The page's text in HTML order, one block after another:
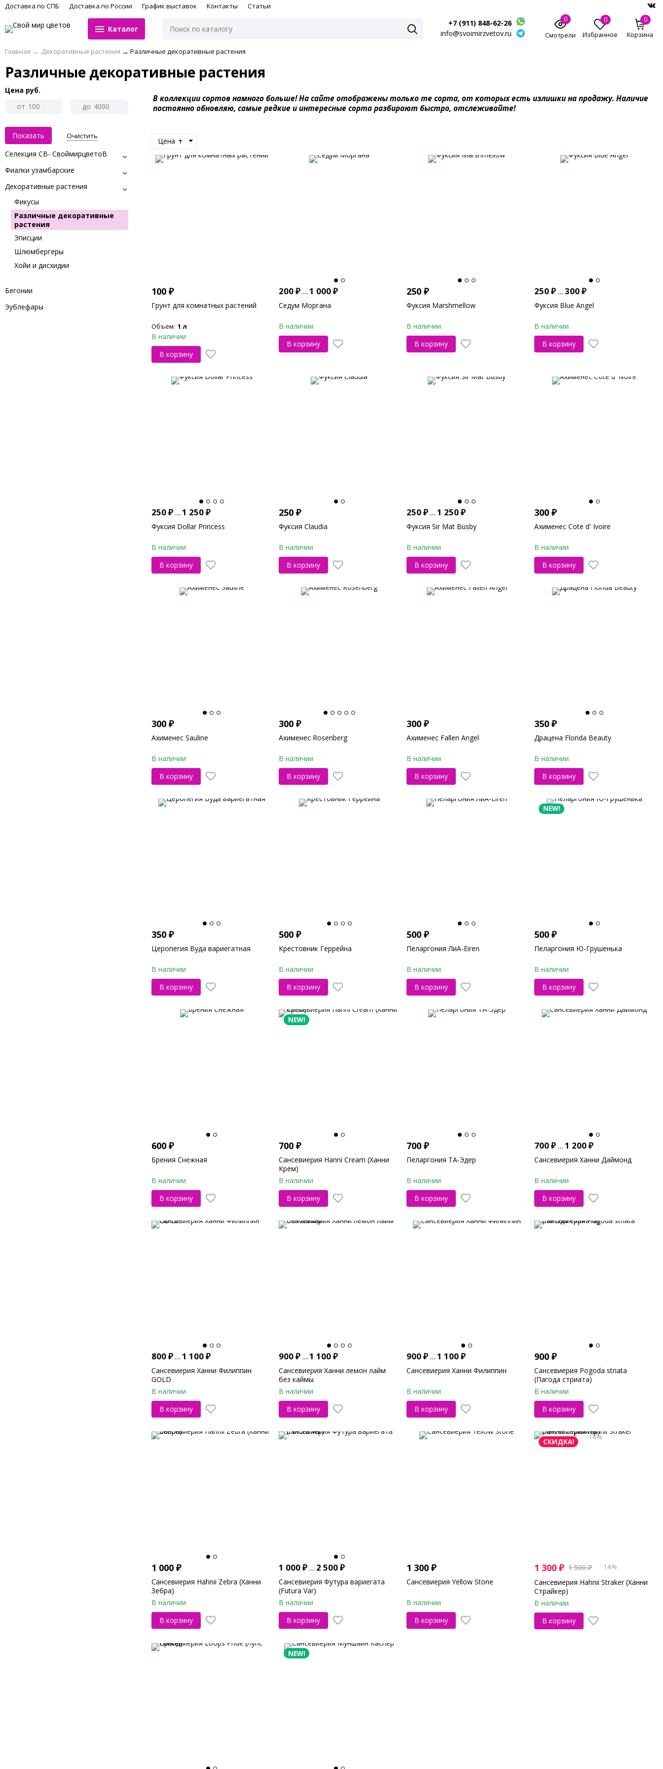
Доставка по СПБ Доставка по России График выставок Контакты Статьи
Каталог
+7 (911) 848-62-26
info@svoimirzvetov.ru
0
Смотрели
0
Избранное
0
Корзина
Главная → Декоративные растения → Различные декоративные растения
Различные декоративные растения
Цена руб.
от
до
Очистить
Селекция СВ- СвоймирцветоВ
Фиалки узамбарские
Декоративные растения
Фикусы
Различные декоративные
растения
Эписции
Шлюмбергеры
Хойи и дисхидии
Бегонии
Эублефары
В коллекции сортов намного больше! На сайте отображены только те сорта, от которых есть излишки на продажу. Наличие
постоянно обновляю, самые редкие и интересные сорта разбирают быстро, отслеживайте!
Цена
100 ₽
Грунт для комнатных растений
Объем: 1 л
В наличии
В корзину
200₽...1 000₽
Седум Моргана
В наличии
В корзину
250 ₽
Фуксия Marshmellow
В наличии
В корзину
250₽...300₽
Фуксия Blue Angel
В наличии
В корзину
250₽...1 250₽
Фуксия Dollar Princess
В наличии
В корзину
250₽
Фуксия Claudia
В наличии
В корзину
250₽...1 250₽
Фуксия Sir Mat Busby
В наличии
В корзину
300 ₽
Ахименес Cote d' Ivoire
В наличии
В корзину
300 ₽
Ахименес Sauline
В наличии
В корзину
300₽
Ахименес Rosenberg
В наличии
В корзину
300 ₽
Ахименес Fallen Angel
В наличии
В корзину
350 ₽
Драцена Florida Beauty
В наличии
В корзину
350 ₽
Церопегия Вуда вариегатная
В наличии
В корзину
500₽
Крестовник Геррейна
В наличии
В корзину
500 ₽
Пеларгония ЛиА-Eiren
В наличии
В корзину
NEW!
500 ₽
Пеларгония Ю-Грушенька
В наличии
В корзину
600 ₽
Брения Снежная
В наличии
В корзину
NEW!
700₽
Сансевиерия Hanni Cream (Ханни
Крем)
В наличии
В корзину
700 ₽
Пеларгония ТА-Эдер
В наличии
В корзину
700₽...1 200₽
Сансевиерия Ханни Даймонд
В наличии
В корзину
800₽...1 100₽
Сансевиерия Ханни Филиппин
GOLD
В наличии
В корзину
900₽...1 100₽
Сансевиерия Ханни лемон лайм
без каймы
В наличии
В корзину
900₽...1 100₽
Сансевиерия Ханни Филиппин
В наличии
В корзину
900 ₽
Сансевиерия Pogoda striata
(Пагода стриата)
В наличии
В корзину
1 000 ₽
Сансевиерия Hahnii Zebra (Ханни
Зебра)
В наличии
В корзину
1 000₽... 2 500₽
Сансевиерия Футура вариегата
(Futura Var)
В наличии
В корзину
1 300 ₽
Сансевиерия Yellow Stone
В наличии
В корзину
СКИДКА!
-14%
1 300 ₽ 1 500₽ 14%
Сансевиерия Hahnii Straker (Ханни
Страйкер)
В наличии
В корзину
NEW!